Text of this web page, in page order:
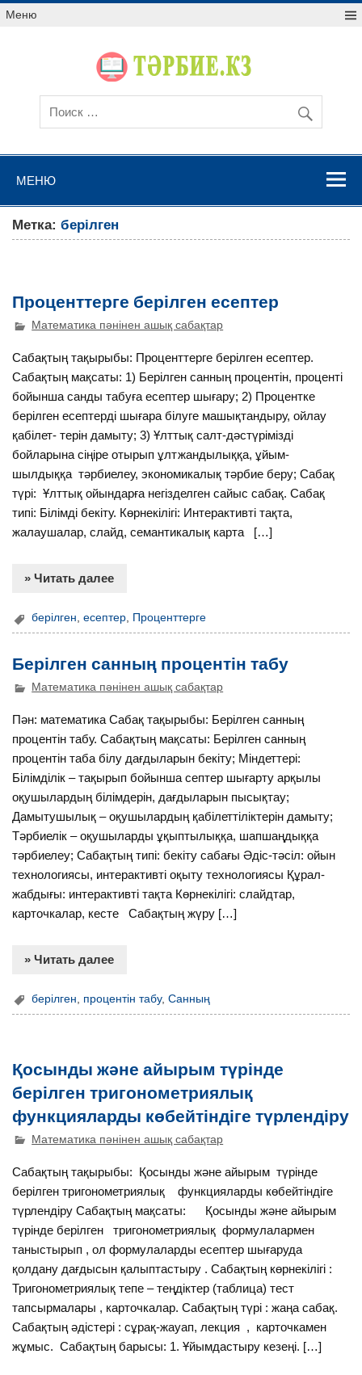
Меню
МЕНЮ
Метка:берілген
Проценттерге берілген есептер
Математика пәнінен ашық сабақтар
Сабақтың тақырыбы: Проценттерге берілген есептер.
Сабақтың мақсаты: 1) Берілген санның процентін, проценті
бойынша санды табуға есептер шығару; 2) Процентке
берілген есептерді шығара білуге машықтандыру, ойлау
қабілет- терін дамыту; 3) Ұлттық салт-дәстүрімізді
бойларына сіңіре отырып ұлтжандылыққа, ұйым-
шылдыққа тәрбиелеу, экономикалық тәрбие беру; Сабақ
түрі: Ұлттық ойындарға негізделген сайыс сабақ. Сабақ
типі: Білімді бекіту. Көрнекілігі: Интерактивті тақта,
жалаушалар, слайд, семантикалық карта […]
» Читать далее
берілген,есептер, Проценттерге
Берілген санның процентін табу
Математика пәнінен ашық сабақтар
Пән: математика Сабақ тақырыбы: Берілген санның
процентін табу. Сабақтың мақсаты: Берілген санның
процентін таба білу дағдыларын бекіту; Міндеттері:
Білімділік – тақырып бойынша септер шығарту арқылы
оқушылардың білімдерін, дағдыларын пысықтау;
Дамытушылық – оқушылардың қабілеттіліктерін дамыту;
Тәрбиелік – оқушыларды ұқыптылыққа, шапшаңдыққа
тәрбиелеу; Сабақтың типі: бекіту сабағы Әдіс-тәсіл: ойын
технологиясы, интерактивті оқыту технологиясы Құрал-
жабдығы: интерактивті тақта Көрнекілігі: слайдтар,
карточкалар, кесте Сабақтың жүру […]
» Читать далее
берілген, процентін табу,Санның
Қосынды және айырым түрінде
берілген тригонометриялық
функцияларды көбейтіндіге түрлендіру
Математика пәнінен ашық сабақтар
Сабақтың тақырыбы: Қосынды және айырым түрінде
берілген тригонометриялық функцияларды көбейтіндіге
түрлендіру Сабақтың мақсаты: Қосынды және айырым
түрінде берілген тригонометриялық формулалармен
таныстырып , ол формулаларды есептер шығаруда
қолдану дағдысын қалыптастыру . Сабақтың көрнекілігі :
Тригонометриялық тепе – теңдіктер (таблица) тест
тапсырмалары , карточкалар. Сабақтың түрі : жаңа сабақ.
Сабақтың әдістері : сұрақ-жауап, лекция , карточкамен
жұмыс. Сабақтың барысы: 1. Ұйымдастыру кезеңі. […]